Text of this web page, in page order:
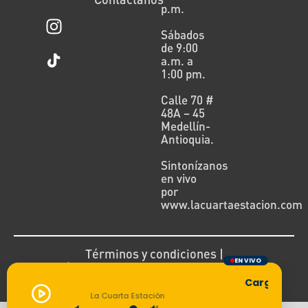
EN VIVO
Cargando
La Cuarta Estación
p.m.
Sábados
de 9:00
a.m. a
1:00 pm.
Calle 70 #
48A – 45
Medellín-
Antioquia.
Sintonízanos
en vivo
por
www.lacuartaestacion.com
Términos y condiciones |
Política de devoluciones y reembolsos